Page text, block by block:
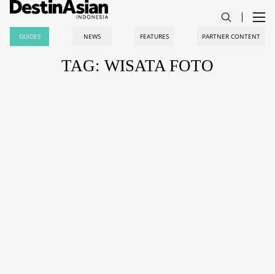
GUIDES NEWS FEATURES PARTNER CONTENT
TAG: WISATA FOTO